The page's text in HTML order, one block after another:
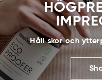
Håll skor och